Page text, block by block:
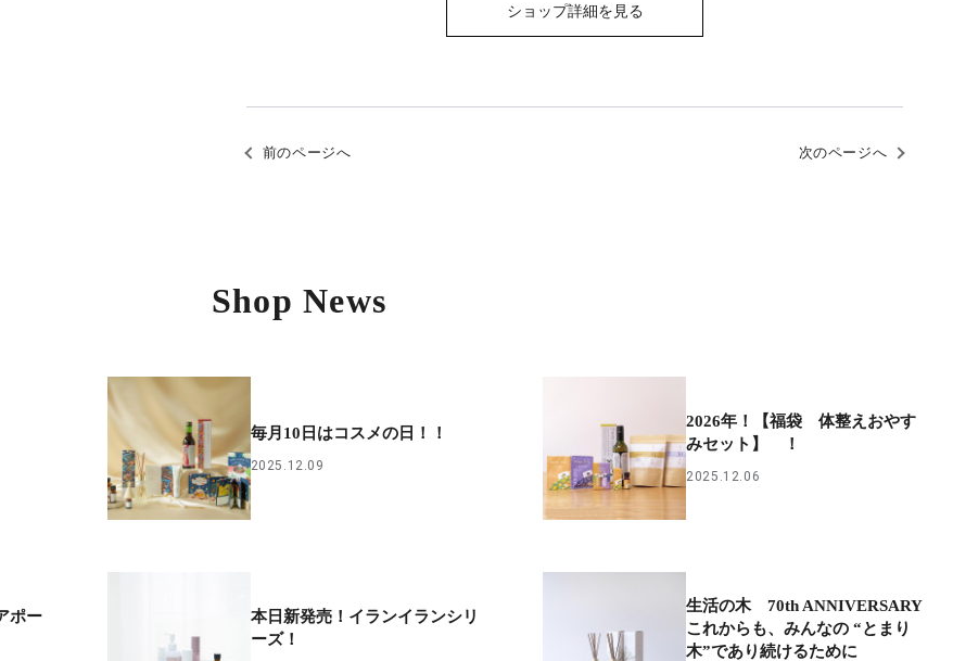
ショップ詳細を見る
前のページへ 次のページへ
Shop News
毎月10日はコスメの日！！
2025.12.09
2026年！【福袋 体整えおやす
みセット】 ！
2025.12.06
ポー
本日新発売！イランイランシリ
ーズ！
生活の木 70th ANNIVERSARY
これからも、みんなの “とまり
木”であり続けるために